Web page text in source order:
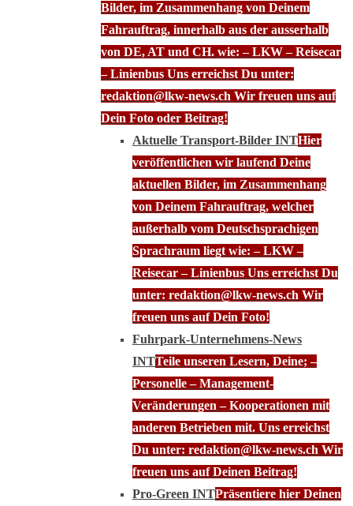
Bilder, im Zusammenhang von Deinem
Fahrauftrag, innerhalb aus der ausserhalb
von DE, AT und CH. wie: – LKW – Reisecar
– Linienbus Uns erreichst Du unter:
redaktion@lkw-news.ch Wir freuen uns auf
Dein Foto oder Beitrag!
Aktuelle Transport-Bilder INTHier
veröffentlichen wir laufend Deine
aktuellen Bilder, im Zusammenhang
von Deinem Fahrauftrag, welcher
außerhalb vom Deutschsprachigen
Sprachraum liegt wie: – LKW –
Reisecar – Linienbus Uns erreichst Du
unter: redaktion@lkw-news.ch Wir
freuen uns auf Dein Foto!
Fuhrpark-Unternehmens-News
INTTeile unseren Lesern, Deine; –
Personelle – Management-
Veränderungen – Kooperationen mit
anderen Betrieben mit. Uns erreichst
Du unter: redaktion@lkw-news.ch Wir
freuen uns auf Deinen Beitrag!
Pro-Green INTPräsentiere hier Deinen